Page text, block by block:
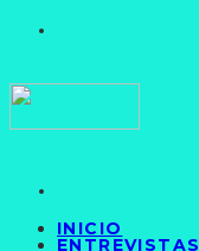
INICIO
ENTREVISTAS